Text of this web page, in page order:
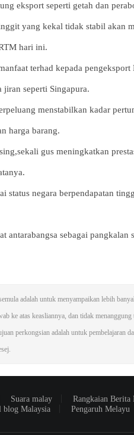
eksport seperti getah dan
yang kekal tidak stabil akan
hari ini.
terhad kepada pengeksport
jiran seperti Singapura.
menstabilkan kadar
harga barang.
gus meningkatkan
status negara berpendapatan
sebagai pangkalan
adalah untuk menyampaikan lebih
ke atas keasliannya, dan tidak
perkongsian adalah untuk pembelajaran
Suara malay Rangkaian Berita
blog Malaysia Pengaruh Melayu